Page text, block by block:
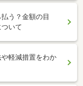
う？金額の目
いて
軽減措置をわか